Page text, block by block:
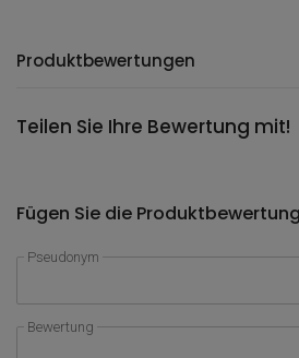
Produktbewertungen
Teilen Sie Ihre Bewertung mit!
Fügen Sie die
Pseudonym
Bewertung